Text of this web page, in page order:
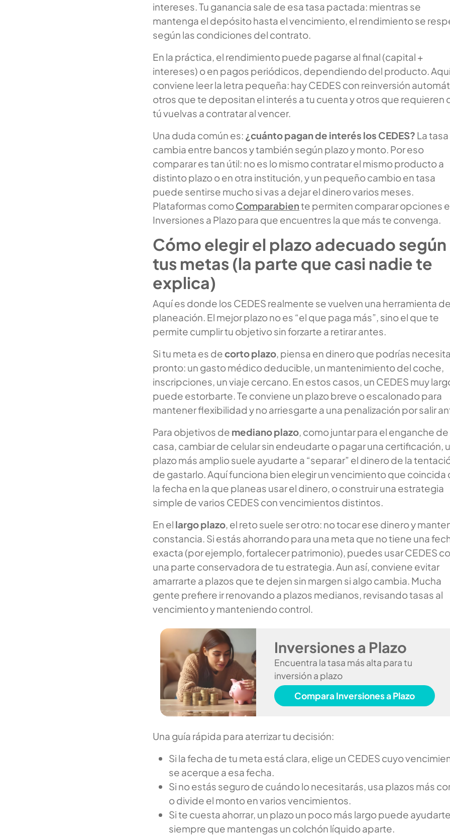
intereses. Tu ganancia sale de esa tasa pactada: mientras se
mantenga el depósito hasta el vencimiento, el rendimiento se
según las condiciones del contrato.
En la práctica, el rendimiento puede pagarse al final (capital +
intereses) o en pagos periódicos, dependiendo del producto.
conviene leer la letra pequeña: hay CEDES con reinversión
otros que te depositan el interés a tu cuenta y otros que requieren
tú vuelvas a contratar al vencer.
Una duda común es: ¿cuánto pagan de interés los CEDES? La tasa
cambia entre bancos y también según plazo y monto. Por eso
comparar es tan útil: no es lo mismo contratar el mismo producto a
distinto plazo o en otra institución, y un pequeño cambio en tasa
puede sentirse mucho si vas a dejar el dinero varios meses.
Plataformas comoComparabiente permiten comparar opciones
Inversiones a Plazo para que encuentres la que más te convenga.
Cómo elegir el plazo adecuado según
tus metas (la parte que casi nadie te
explica)
Aquí es donde los CEDES realmente se vuelven una herramienta de
planeación. El mejor plazo no es “el que paga más”, sino el que te
permite cumplir tu objetivo sin forzarte a retirar antes.
Si tu meta es decorto plazo, piensa en dinero que podrías
pronto: un gasto médico deducible, un mantenimiento del coche,
inscripciones, un viaje cercano. En estos casos, un CEDES muy
puede estorbarte. Te conviene un plazo breve o escalonado para
mantener flexibilidad y no arriesgarte a una penalización por salir
Para objetivos de mediano plazo, como juntar para el enganche de
casa, cambiar de celular sin endeudarte o pagar una certificación,
plazo más amplio suele ayudarte a “separar” el dinero de la
de gastarlo. Aquí funciona bien elegir un vencimiento que coincida
la fecha en la que planeas usar el dinero, o construir una estrategia
simple de varios CEDES con vencimientos distintos.
En el largo plazo, el reto suele ser otro: no tocar ese dinero y
constancia. Si estás ahorrando para una meta que no tiene una
exacta (por ejemplo, fortalecer patrimonio), puedes usar CEDES
una parte conservadora de tu estrategia. Aun así, conviene evitar
amarrarte a plazos que te dejen sin margen si algo cambia. Mucha
gente prefiere ir renovando a plazos medianos, revisando tasas al
vencimiento y manteniendo control.
Inversiones a Plazo
Encuentra la tasa más alta para tu
inversión a plazo
Compara Inversiones a Plazo
Una guía rápida para aterrizar tu decisión:
Si la fecha de tu meta está clara, elige un CEDES cuyo
se acerque a esa fecha.
Si no estás seguro de cuándo lo necesitarás, usa plazos más
o divide el monto en varios vencimientos.
Si te cuesta ahorrar, un plazo un poco más largo puede
siempre que mantengas un colchón líquido aparte.